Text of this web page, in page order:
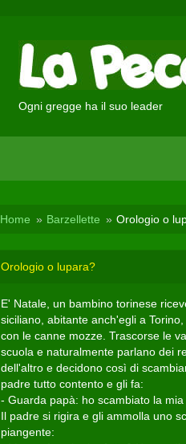
Ogni gregge ha il suo leader
Home Barzellette Orologio o
Orologio o lupara?
E' Natale, un bambino torinese
siciliano, abitante anch'egli a
con le canne mozze. Trascorse le
scuola e naturalmente parlano dei
dell'altro e decidono così di
padre tutto contento e gli fa:
- Guarda papà: ho scambiato la
Il padre si rigira e gli ammolla uno
piangente: